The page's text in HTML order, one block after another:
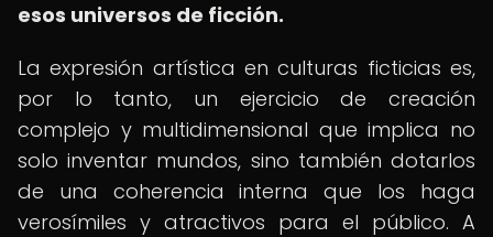
esos universos de ficción.
La expresión artística en culturas ficticias es,
por lo tanto, un ejercicio de creación
complejo y multidimensional que implica no
solo inventar mundos, sino también dotarlos
de una coherencia interna que los haga
verosímiles y atractivos para el público. A